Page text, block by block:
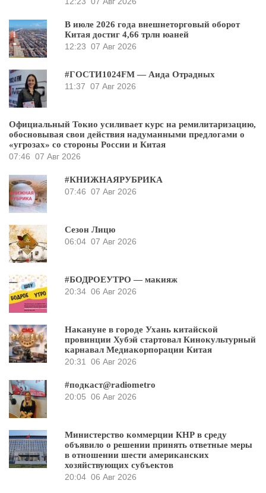
В июле 2026 года внешнеторговый оборот
Китая достиг 4,66 трлн юаней
12:23 07 Авг 2026
#ГОСТИ1024FM — Аида Отрадных
11:37 07 Авг 2026
Официальный Токио усиливает курс на ремилитаризацию,
обосновывая свои действия надуманными предлогами о
«угрозах» со стороны России и Китая
07:46 07 Авг 2026
#КНИЖНАЯРУБРИКА
07:46 07 Авг 2026
Сезон Лицю
06:04 07 Авг 2026
#БОДРОЕУТРО — макияж
20:34 06 Авг 2026
Накануне в городе Ухань китайской
провинции Хубэй стартовал Кинокультурный
карнавал Медиакорпорации Китая
20:31 06 Авг 2026
#подкаст@radiometro
20:05 06 Авг 2026
Министерство коммерции КНР в среду
объявило о решении принять ответные меры
в отношении шести американских
хозяйствующих субъектов
20:04 06 Авг 2026